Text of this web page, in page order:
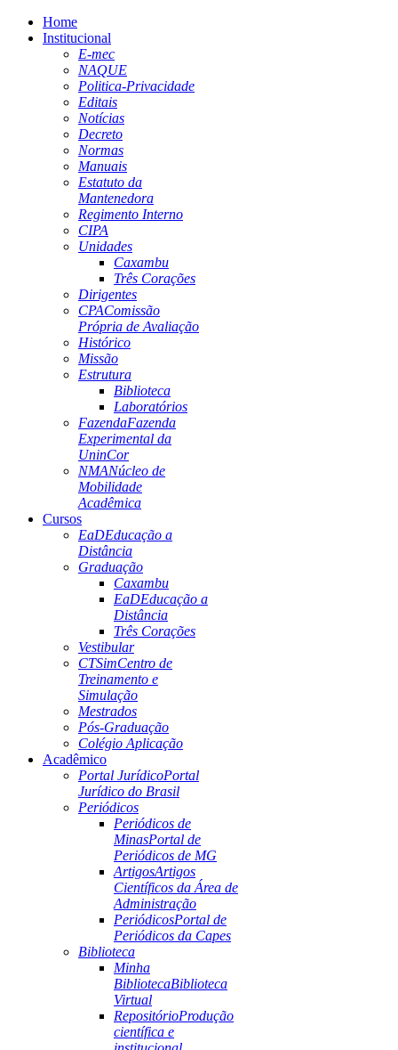
Home
Institucional
E-mec
NAQUE
Politica-Privacidade
Editais
Notícias
Decreto
Normas
Manuais
Estatuto da
Mantenedora
Regimento Interno
CIPA
Unidades
Caxambu
Três Corações
Dirigentes
CPAComissão
Própria de Avaliação
Histórico
Missão
Estrutura
Biblioteca
Laboratórios
FazendaFazenda
Experimental da
UninCor
NMANúcleo de
Mobilidade
Acadêmica
Cursos
EaDEducação a
Distância
Graduação
Caxambu
EaDEducação a
Distância
Três Corações
Vestibular
CTSimCentro de
Treinamento e
Simulação
Mestrados
Pós-Graduação
Colégio Aplicação
Acadêmico
Portal JurídicoPortal
Jurídico do Brasil
Periódicos
Periódicos de
MinasPortal de
Periódicos de MG
ArtigosArtigos
Científicos da Área de
Administração
PeriódicosPortal de
Periódicos da Capes
Biblioteca
Minha
BibliotecaBiblioteca
Virtual
RepositórioProdução
científica e